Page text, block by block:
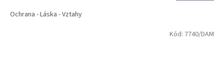
Ochrana - Láska - Vztahy
Kód: 7740/DAM